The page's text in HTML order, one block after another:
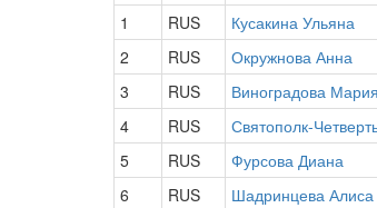
1
RUS Кусакина Ульяна
2
RUS Окружнова Анна
3
RUS Виноградова Мария
4
RUS Святополк-
5
RUS Фурсова Диана
6
RUS Шадринцева Алиса